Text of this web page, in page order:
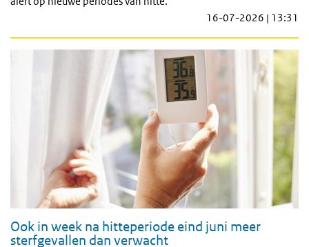
16-07-2026 | 13:31
Ook in week na hitteperiode eind juni meer
sterfgevallen dan verwacht